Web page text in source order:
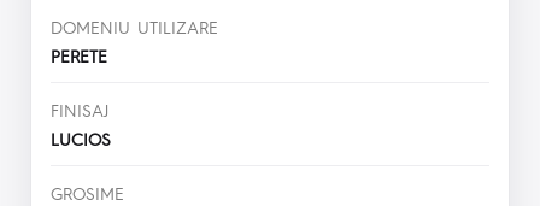
DOMENIU UTILIZARE
PERETE
FINISAJ
LUCIOS
GROSIME